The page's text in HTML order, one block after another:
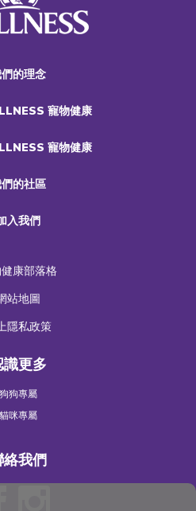
的理念
寵物健康
寵物健康
的社區
入我們
康部落格
站地圖
隱私政策
識更多
狗狗專屬
貓咪專屬
絡我們